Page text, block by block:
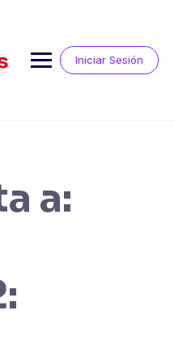
Iniciar Sesión
a: